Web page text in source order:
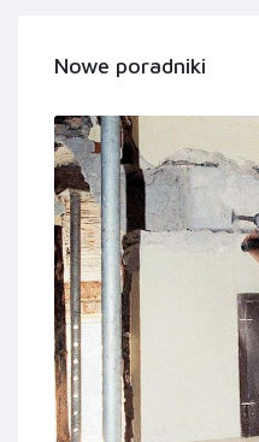
Nowe poradniki